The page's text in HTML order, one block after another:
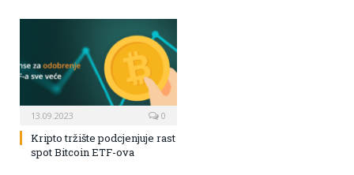
13.09.2023 0
Kripto tržište podcjenjuje rast
spot Bitcoin ETF-ova